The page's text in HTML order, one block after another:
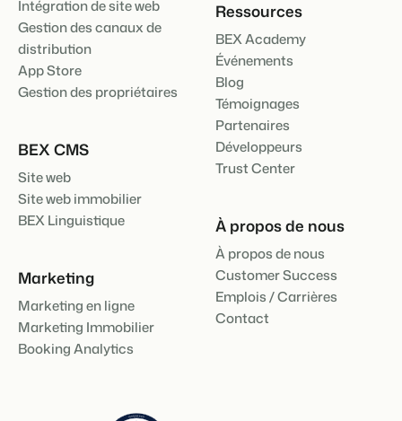
Intégration de site web
Gestion des canaux de
distribution
App Store
Gestion des propriétaires
BEX CMS
Site web
Site web immobilier
BEX Linguistique
Marketing
Marketing en ligne
Marketing Immobilier
Booking Analytics
Ressources
BEX Academy
Événements
Blog
Témoignages
Partenaires
Développeurs
Trust Center
À propos de nous
À propos de nous
Customer Success
Emplois / Carrières
Contact